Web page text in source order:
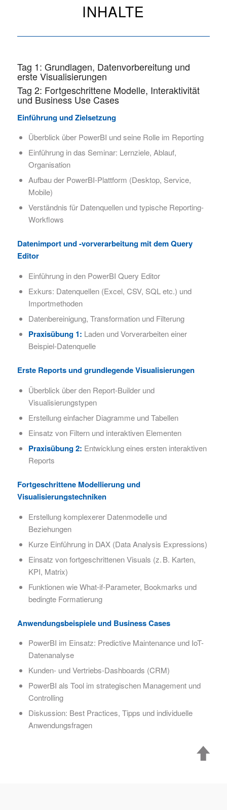
INHALTE
Tag 1: Grundlagen, Datenvorbereitung und
erste Visualisierungen
Tag 2: Fortgeschrittene Modelle, Interaktivität
und Business Use Cases
Einführung und Zielsetzung
Überblick über PowerBI und seine Rolle im Reporting
Einführung in das Seminar: Lernziele, Ablauf,
Organisation
Aufbau der PowerBI-Plattform (Desktop, Service,
Mobile)
Verständnis für Datenquellen und typische Reporting-
Workflows
Datenimport und -vorverarbeitung mit dem Query
Editor
Einführung in den PowerBI Query Editor
Exkurs: Datenquellen (Excel, CSV, SQL etc.) und
Importmethoden
Datenbereinigung, Transformation und Filterung
Praxisübung 1: Laden und Vorverarbeiten einer
Beispiel-Datenquelle
Erste Reports und grundlegende Visualisierungen
Überblick über den Report-Builder und
Visualisierungstypen
Erstellung einfacher Diagramme und Tabellen
Einsatz von Filtern und interaktiven Elementen
Praxisübung 2: Entwicklung eines ersten interaktiven
Reports
Fortgeschrittene Modellierung und
Visualisierungstechniken
Erstellung komplexerer Datenmodelle und
Beziehungen
Kurze Einführung in DAX (Data Analysis Expressions)
Einsatz von fortgeschrittenen Visuals (z. B. Karten,
KPI, Matrix)
Funktionen wie What-if-Parameter, Bookmarks und
bedingte Formatierung
Anwendungsbeispiele und Business Cases
PowerBI im Einsatz: Predictive Maintenance und IoT-
Datenanalyse
Kunden- und Vertriebs-Dashboards (CRM)
PowerBI als Tool im strategischen Management und
Controlling
Diskussion: Best Practices, Tipps und individuelle
Anwendungsfragen